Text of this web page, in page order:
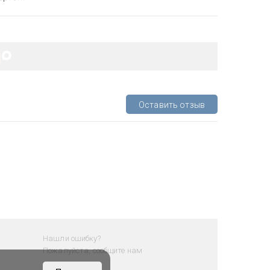
Оставить отзыв
Нашли ошибку?
Пожалуйста, сообщите нам